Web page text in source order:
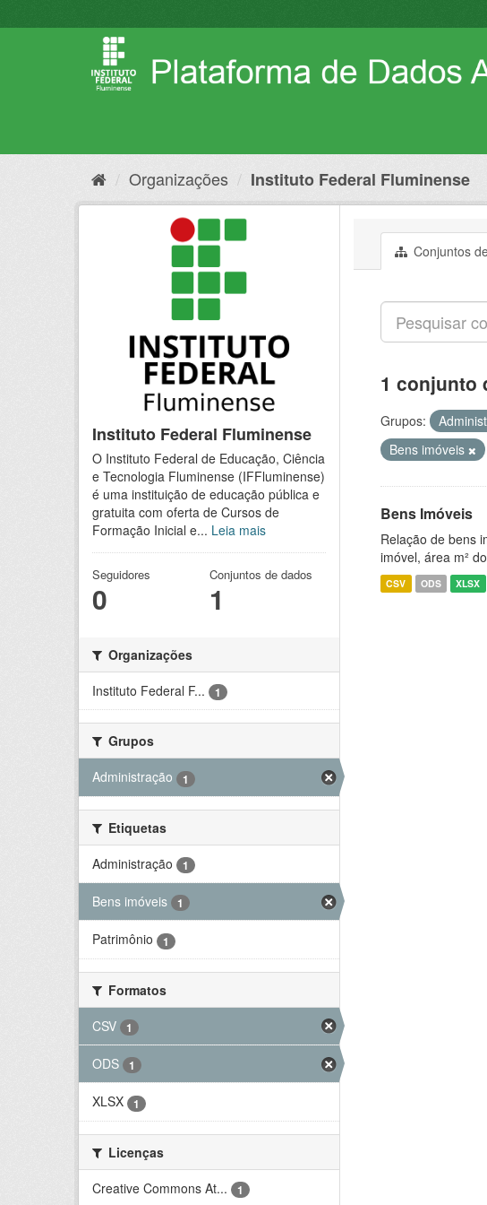
para
Organizações Instituto Federal Fluminense
Instituto Federal Fluminense
O Instituto Federal de Educação, Ciência
e Tecnologia Fluminense (IFFluminense)
é uma instituição de educação pública e
gratuita com oferta de Cursos de
Formação Inicial e... Leia mais
Seguidores
0
Conjuntos de dados
1
Organizações
Instituto Federal F...
1
Grupos
Administração
1
Etiquetas
Administração
1
Bens imóveis 1
Patrimônio 1
Formatos
CSV
1
ODS 1
XLSX 1
Licenças
Creative Commons At...
1
Conjuntos
1 conjunto
Grupos:
Bens imóveis
Bens Imóveis
Relação de bens
imóvel, área m²
CSV ODS XLSX